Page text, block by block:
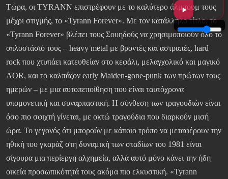
Τώρα, οι TYRANN επιστρέφουν με το καλύτερο άλμπουμ τους
μέχρι στιγμής, το «Tyrann Forever». Με τον κατάλληλο τίτλο, το
«Tyrann Forever» βλέπει τους Σουηδούς να χρησιμοποιούν όλο το
οπλοστάσιό τους – heavy metal με βροντές και αστραπές, hard
rock που χτυπάει κατευθείαν στο κεφάλι, μελαγχολικό και μαγικό
AOR, και το καλπάζον early Maiden-gone-punk των πρώτων τους
ημερών – με μια αυτοπεποίθηση που είναι ταυτόχρονα
υπομονετική και συναρπαστική. Η σύνθεση των τραγουδιών είναι
όσο πιο σφιχτή γίνεται, με οκτώ τραγούδια που διαρκούν μισή
ώρα. Το γεγονός ότι μπορούν με κάποιο τρόπο να μεταφέρουν την
ηθική του γκαράζ στη δυναμική των σταδίων του 1981 είναι
σίγουρα μια περίεργη αλχημεία, αλλά αυτό μόνο κάνει την ήδη
οικεία προσωπικότητά τους ακόμα πιο ελκυστική. «Tyrann